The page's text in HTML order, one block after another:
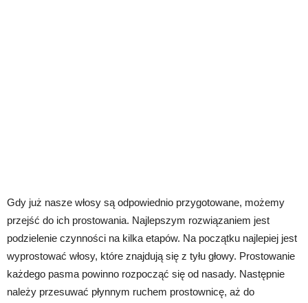
Gdy już nasze włosy są odpowiednio przygotowane, możemy
przejść do ich prostowania. Najlepszym rozwiązaniem jest
podzielenie czynności na kilka etapów. Na początku najlepiej jest
wyprostować włosy, które znajdują się z tyłu głowy. Prostowanie
każdego pasma powinno rozpocząć się od nasady. Następnie
należy przesuwać płynnym ruchem prostownicę, aż do